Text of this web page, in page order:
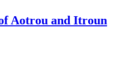
Aotrou and Itroun